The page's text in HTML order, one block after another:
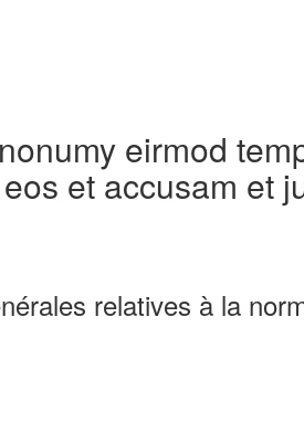
eirmod
et accusam et
relatives à la